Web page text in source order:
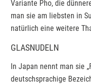
Variante Pho, die
man sie am liebsten in
natürlich eine weitere
GLASNUDELN
In Japan nennt man sie
deutschsprachige